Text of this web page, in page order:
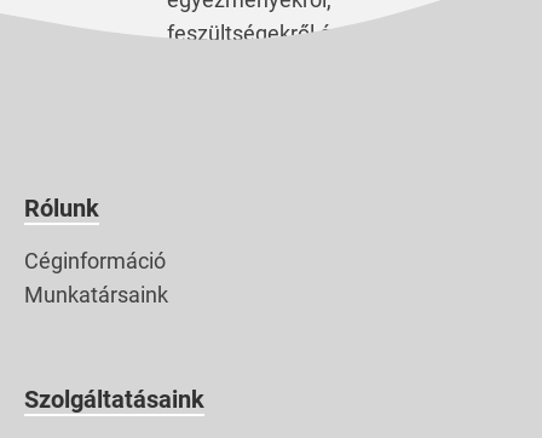
feszültségekről és
blogom egy trilógia első
fogok elmesélni kedves
Rólunk
Céginformáció
Munkatársaink
Szolgáltatásaink